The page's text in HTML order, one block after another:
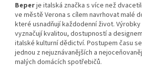
Beperje italská značka s více než
ve městě Verona s cílem navrhovat malé
které usnadňují každodenní život.
vyznačují kvalitou, dostupností a
italské kulturní dědictví. Postupem času
jednou z nejuznávanějších a
malých domácích spotřebičů.